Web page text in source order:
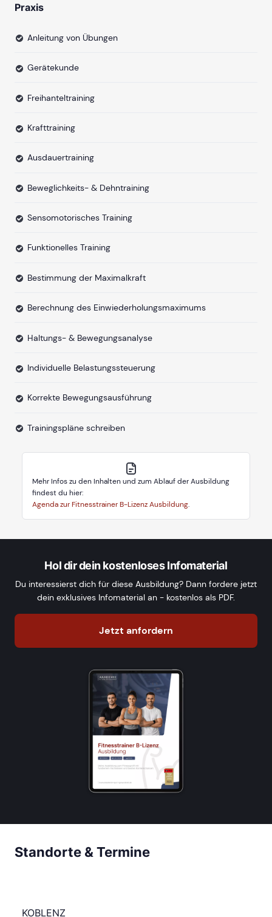
Praxis
Anleitung von Übungen
Gerätekunde
Freihanteltraining
Krafttraining
Ausdauertraining
Beweglichkeits- & Dehntraining
Sensomotorisches Training
Funktionelles Training
Bestimmung der Maximalkraft
Berechnung des Einwiederholungsmaximums
Haltungs- & Bewegungsanalyse
Individuelle Belastungssteuerung
Korrekte Bewegungsausführung
Trainingspläne schreiben
Mehr Infos zu den Inhalten und zum Ablauf der Ausbildung
findest du hier:
Agenda zur Fitnesstrainer B-Lizenz Ausbildung.
Hol dir dein kostenloses Infomaterial
Du interessierst dich für diese Ausbildung? Dann fordere jetzt
dein exklusives Infomaterial an - kostenlos als PDF.
Jetzt anfordern
Standorte & Termine
KOBLENZ